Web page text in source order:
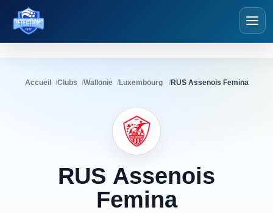
Détections Foot
Accueil Clubs Wallonie Luxembourg RUS Assenois Femina
RUS Assenois
Femina